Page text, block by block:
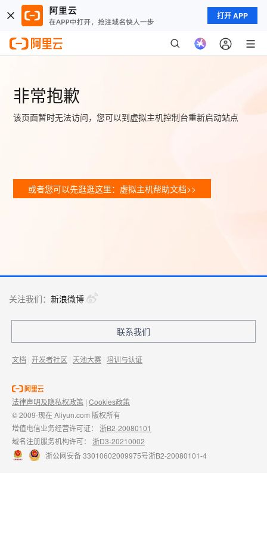
打开 APP
非常抱歉
该页面暂时无法访问，您可以到虚拟主机控制台重新启动站点
或者您可以先逛逛这里：虚拟主机帮助文档>>